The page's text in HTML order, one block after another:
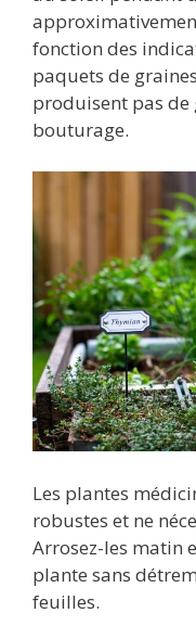
fonction des
paquets de
produisent pas de
bouturage.
Les plantes
robustes et ne
Arrosez-les matin
plante sans
feuilles.